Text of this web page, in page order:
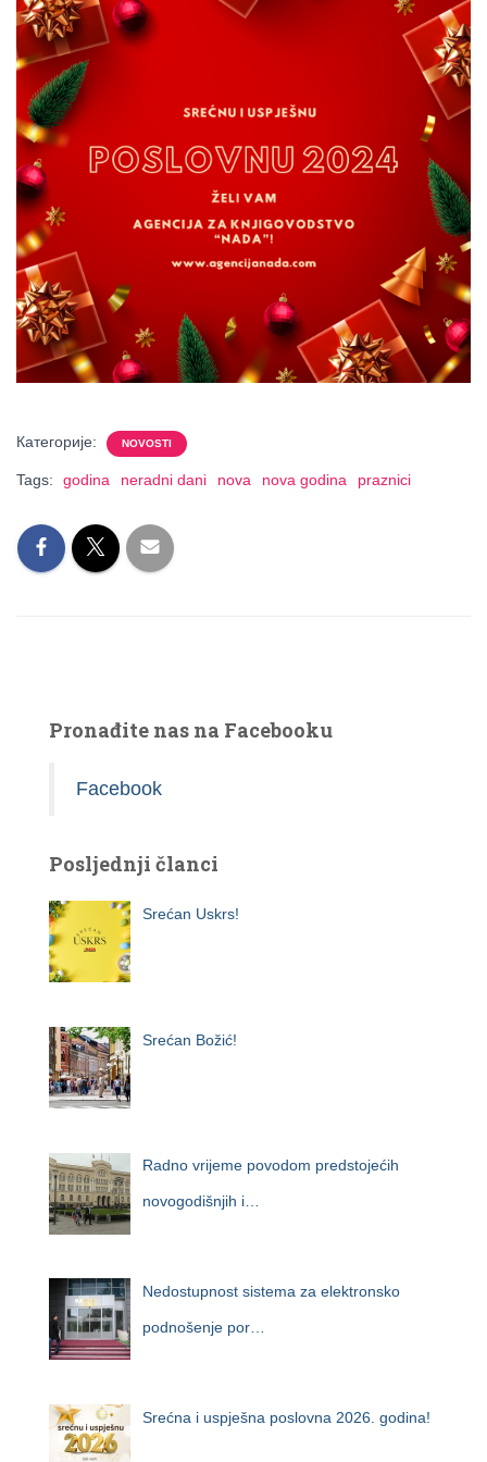
Категорије: NOVOSTI
Tags: godina neradni dani nova nova godina praznici
Pronađite nas na Facebooku
Facebook
Posljednji članci
Srećan Uskrs!
Srećan Božić!
Radno vrijeme povodom predstojećih
novogodišnjih i…
Nedostupnost sistema za elektronsko
podnošenje por…
Srećna i uspješna poslovna 2026. godina!